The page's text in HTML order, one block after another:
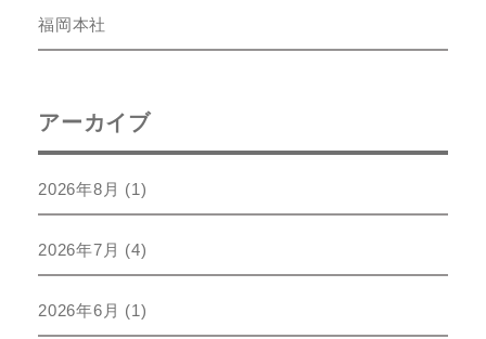
福岡本社
アーカイブ
2026年8月 (1)
2026年7月 (4)
2026年6月 (1)